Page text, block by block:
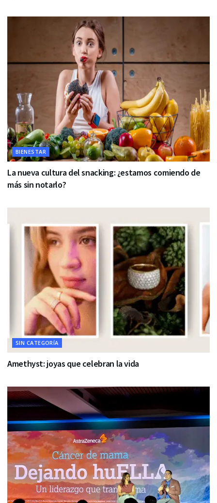
BIENESTAR
La nueva cultura del snacking: ¿estamos comiendo de
más sin notarlo?
SIN CATEGORÍA
Amethyst: joyas que celebran la vida